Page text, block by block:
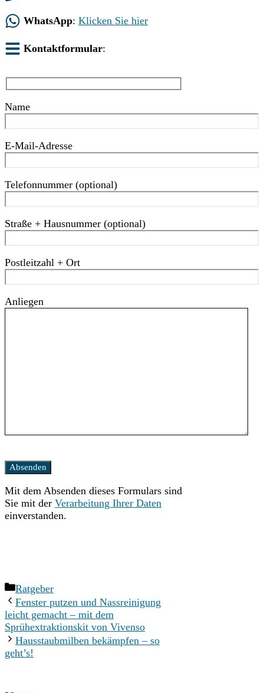
WhatsApp: Klicken Sie hier
Kontaktformular:
Name
E-Mail-Adresse
Telefonnummer (optional)
Straße + Hausnummer (optional)
Postleitzahl + Ort
Anliegen
lasse
Feld
leer.
Mit dem Absenden dieses Formulars sind
Sie mit der Verarbeitung Ihrer Daten
einverstanden.
Kategorien
Ratgeber
Fenster putzen und Nassreinigung
leicht gemacht – mit dem
Sprühextraktionskit von Vivenso
Hausstaubmilben bekämpfen – so
geht’s!